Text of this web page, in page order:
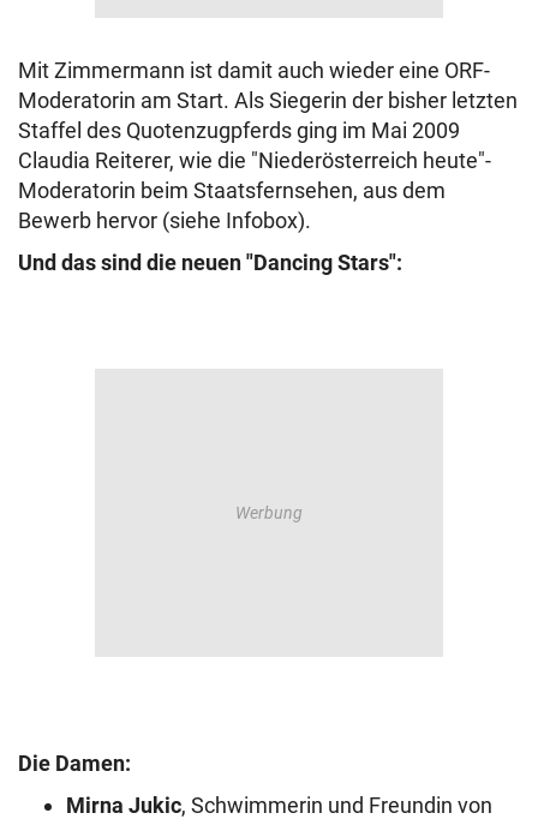
Mit Zimmermann ist damit auch wieder eine ORF-
Moderatorin am Start. Als Siegerin der bisher letzten
Staffel des Quotenzugpferds ging im Mai 2009
Claudia Reiterer, wie die "Niederösterreich heute"-
Moderatorin beim Staatsfernsehen, aus dem
Bewerb hervor (siehe Infobox).
Und das sind die neuen "Dancing Stars":
Die Damen:
Mirna Jukic, Schwimmerin und Freundin von